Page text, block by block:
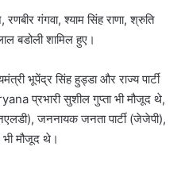
गंगवा, श्याम सिंह राणा, श्रुति
बडोली शामिल हुए।
भूपेंद्र सिंह हुड्डा और राज्य पार्टी
प्रभारी सुशील गुप्ता भी मौजूद थे,
जननायक जनता पार्टी (जेजेपी),
भी मौजूद थे।